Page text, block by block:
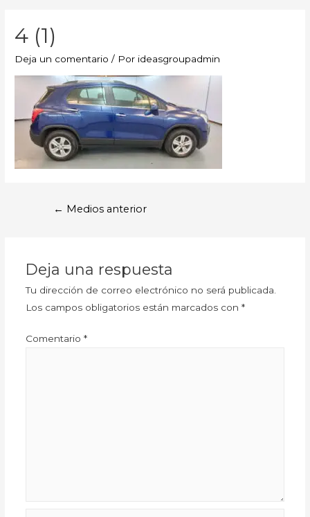
4 (1)
Deja un comentario / Por ideasgroupadmin
← Medios anterior
Deja una respuesta
Tu dirección de correo electrónico no será publicada.
Los campos obligatorios están marcados con *
Comentario *